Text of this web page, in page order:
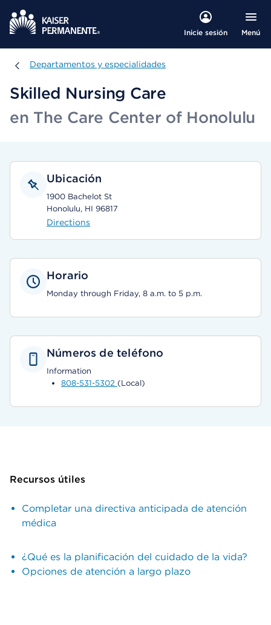
Inicie sesión Menú
Departamentos y especialidades
Departamentos y especialidades
Skilled Nursing Care
en The Care Center of Honolulu
Ubicación
1900 Bachelot St
Honolulu, HI 96817
Directions
Horario
Monday through Friday, 8 a.m. to 5 p.m.
Números de teléfono
Information
808-531-5302 (Local)
Recursos útiles
Completar una directiva anticipada de atención
médica
¿Qué es la planificación del cuidado de la vida?
Opciones de atención a largo plazo